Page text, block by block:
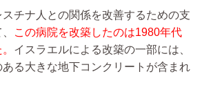
チナ人との関係を改善するための支
この病院を改築したのは1980年代
イスラエルによる改築の一部には、
る大きな地下コンクリートが含まれ